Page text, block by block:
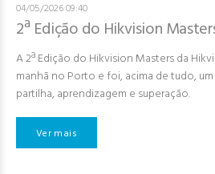
04/05/2026 09:40
2ª Edição do Hikvision
A 2ª Edição do Hikvision Masters da
manhã no Porto e foi, acima de tudo,
partilha, aprendizagem e superação.
Ver mais